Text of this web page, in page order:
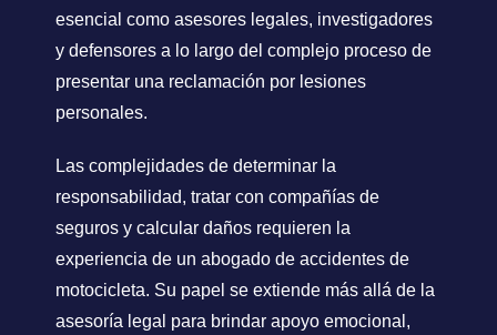
esencial como asesores legales, investigadores
y defensores a lo largo del complejo proceso de
presentar una reclamación por lesiones
personales.
Las complejidades de determinar la
responsabilidad, tratar con compañías de
seguros y calcular daños requieren la
experiencia de un abogado de accidentes de
motocicleta. Su papel se extiende más allá de la
asesoría legal para brindar apoyo emocional,